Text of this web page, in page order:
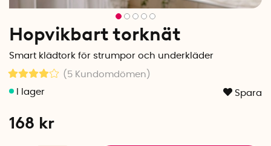
Hopvikbart torknät
Smart klädtork för strumpor och underkläder
(5 Kundomdömen )
Spara
168 kr